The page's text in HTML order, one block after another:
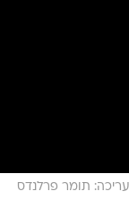
עריכה: תומר פרלנדס